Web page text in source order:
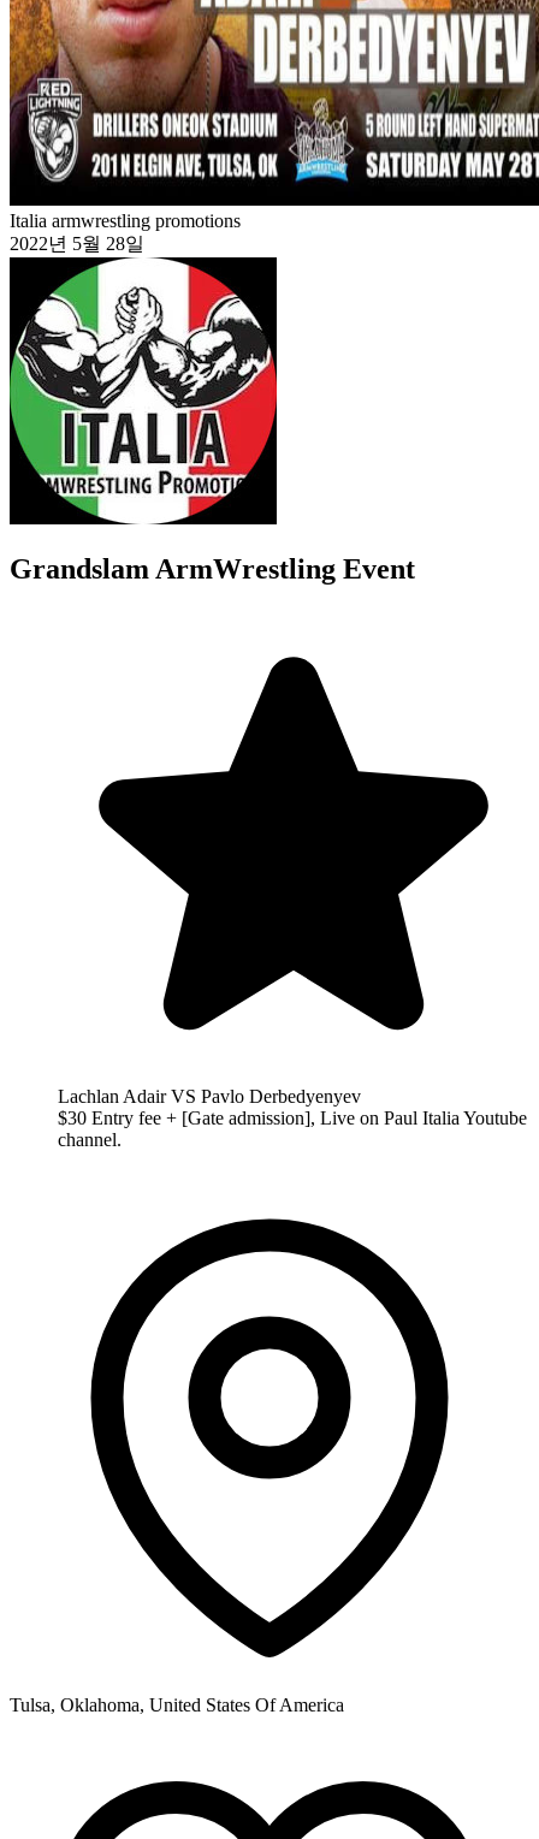
Italia armwrestling promotions
2022년 5월 28일
Grandslam ArmWrestling Event
Lachlan Adair VS Pavlo Derbedyenyev
$30 Entry fee + [Gate admission], Live on Paul Italia Youtube
channel.
Tulsa, Oklahoma, United States Of America